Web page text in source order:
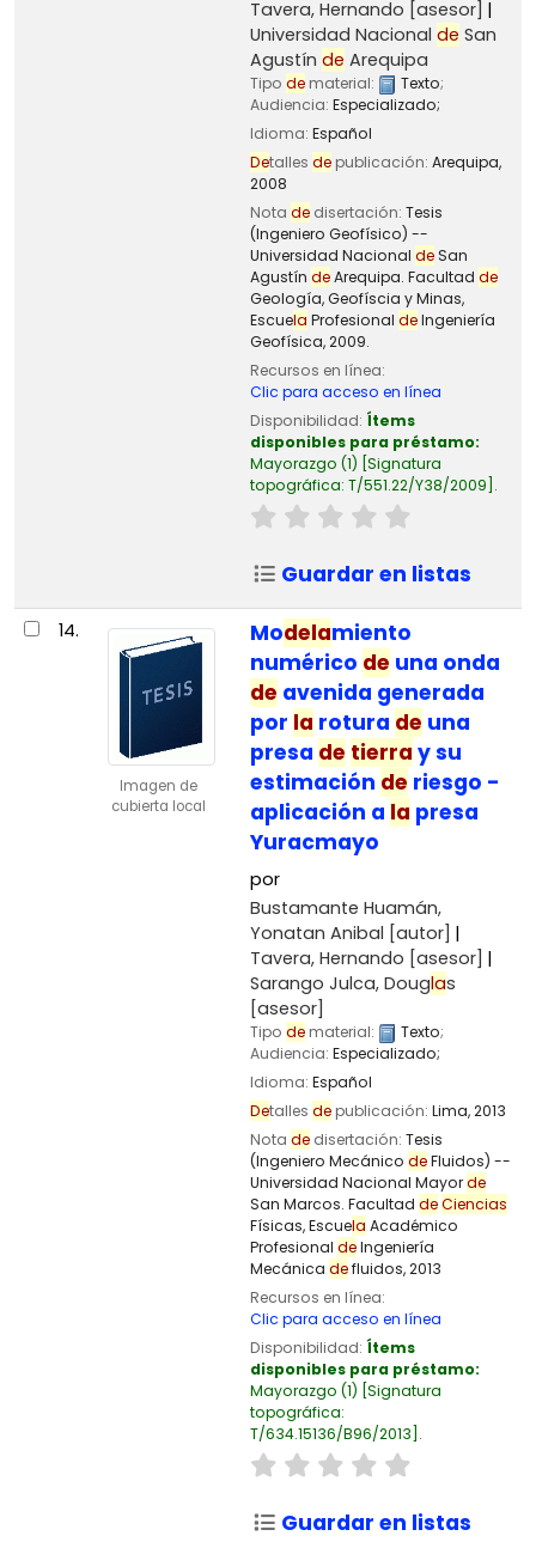
Tavera, Hernando [asesor]
Universidad Nacional de San
Agustín de Arequipa
Tipo dematerial: Texto;
Audiencia: Especializado;
Idioma: Español
Detalles depublicación: Arequipa,
2008
Nota dedisertación: Tesis
(Ingeniero Geofísico) --
Universidad Nacional deSan
Agustín deArequipa. Facultad de
Geología, Geofíscia y Minas,
Escuela Profesional deIngeniería
Geofísica, 2009.
Recursos en línea:
Clic para acceso en línea
Disponibilidad: Ítems
disponibles para préstamo:
Mayorazgo (1) Signatura
topográfica: T/551.22/Y38/2009 .
Guardar en listas
14.
Imagen de
cubierta local
Modelamiento
numérico de una onda
de avenida generada
por la rotura de una
presa de tierra y su
estimación de riesgo -
aplicación a la presa
Yuracmayo
por
Bustamante Huamán,
Yonatan Anibal [autor]
Tavera, Hernando [asesor]
Sarango Julca, Douglas
[asesor]
Tipo dematerial: Texto;
Audiencia: Especializado;
Idioma: Español
Detalles depublicación: Lima,2013
Nota dedisertación: Tesis
(Ingeniero Mecánico deFluidos) --
Universidad Nacional Mayorde
San Marcos. Facultad deCiencias
Físicas, Escuela Académico
Profesional deIngeniería
Mecánica defluidos, 2013
Recursos en línea:
Clic para acceso en línea
Disponibilidad: Ítems
disponibles para préstamo:
Mayorazgo (1) Signatura
topográfica:
T/634.15136/B96/2013 .
Guardar en listas